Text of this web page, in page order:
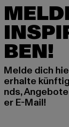
BEN!
Melde dich
erhalte
nds,
er E-Mail!